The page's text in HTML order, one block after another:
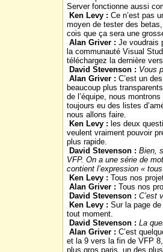
Server fonctionne aussi
Ken Levy : Ce n’est pas
moyen de tester des
cois que ça sera une
Alan Griver : Je voudrais
la communauté Visual
téléchargez la dernière
David Stevenson : Vous
Alan Griver : C’est un
beaucoup plus
de l’équipe, nous
toujours eu des listes
nous allons faire.
Ken Levy : les deux
veulent vraiment pouvoir
plus rapide.
David Stevenson : Bien,
VFP. On a une série de
contient l’expression «
Ken Levy : Tous nos
Alan Griver : Tous nos
David Stevenson : C’est
Ken Levy : Sur la page
tout moment.
David Stevenson : La
Alan Griver : C’est
et la 9 vers la fin de VFP
plus gros paris, un des